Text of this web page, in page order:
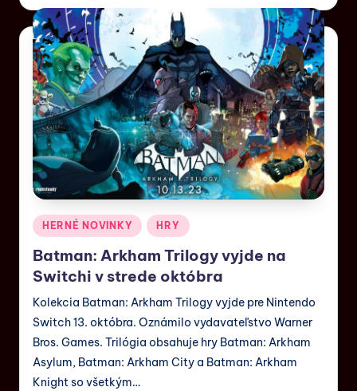
HERNÉ NOVINKY HRY
Batman: Arkham Trilogy vyjde na
Switchi v strede októbra
Kolekcia Batman: Arkham Trilogy vyjde pre Nintendo
Switch 13. októbra. Oznámilo vydavateľstvo Warner
Bros. Games. Trilógia obsahuje hry Batman: Arkham
Asylum, Batman: Arkham City a Batman: Arkham
Knight so všetkým…